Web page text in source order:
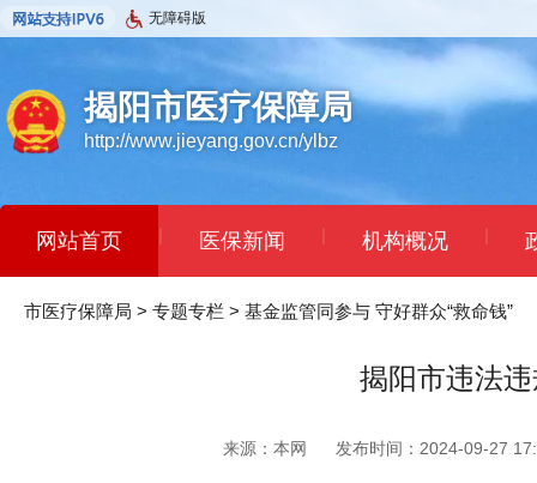
无障碍版
揭阳市医疗保障局
http://www.jieyang.gov.cn/ylbz
网站首页 | 医保新闻 | 机构概况 |
市医疗保障局 > 专题专栏 > 基金监管同参与 守好群众“救命钱”
揭阳市违法
来源：本网 发布时间：2024-09-27